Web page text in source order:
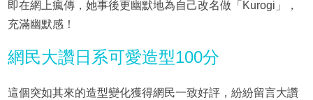
即在網上瘋傳，她事後更幽默地為自己改名做「Kurogi」，
充滿幽默感！
網民大讚日系可愛造型100分
這個突如其來的造型變化獲得網民一致好評，紛紛留言大讚